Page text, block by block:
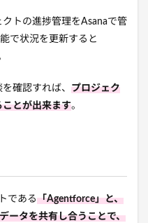
クトの進捗管理をAsanaで管
で状況を更新すると
確認すれば、 プロジェク
とが出来ます。
である「Agentforce」と、
ータを共有し合うことで、